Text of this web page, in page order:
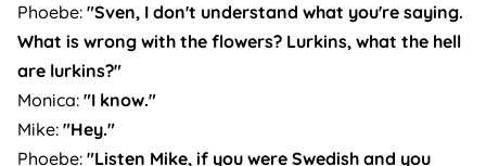
Phoebe: "Sven, I don't understand what you're saying.
What is wrong with the flowers? Lurkins, what the hell
are lurkins?"
Monica: "I know."
Mike: "Hey."
Phoebe: "Listen Mike, if you were Swedish and you